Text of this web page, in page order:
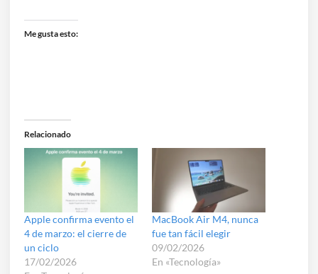
Me gusta esto:
Relacionado
Apple confirma evento el
4 de marzo: el cierre de
un ciclo
17/02/2026
MacBook Air M4, nunca
fue tan fácil elegir
09/02/2026
En «Tecnología»